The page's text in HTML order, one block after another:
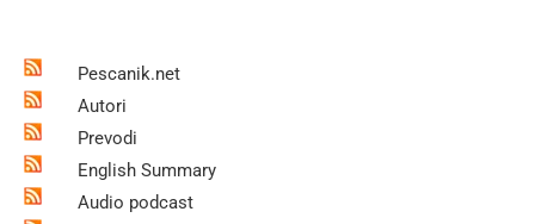
Pescanik.net
Autori
Prevodi
English Summary
Audio podcast